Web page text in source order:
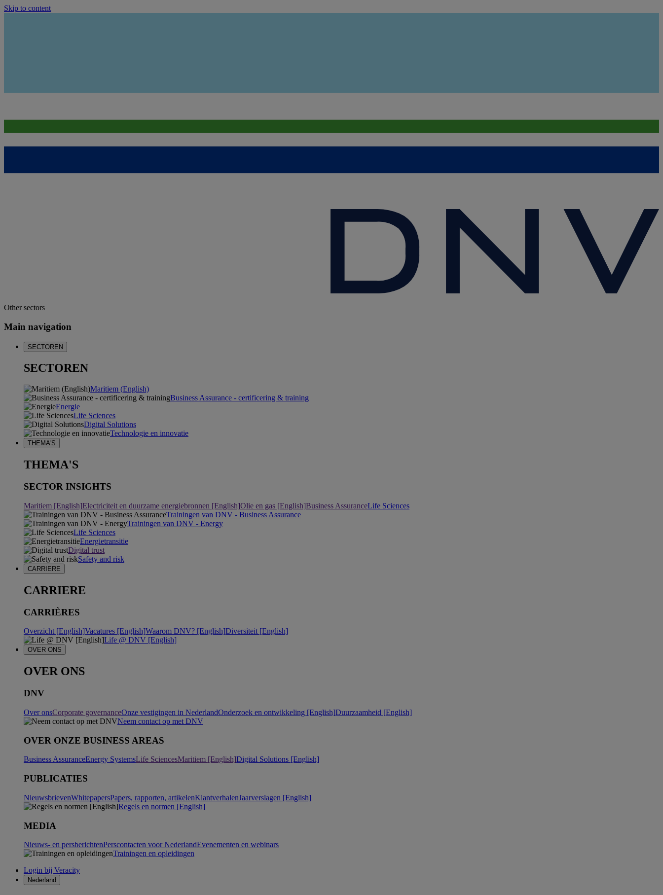
Skip to content
Other sectors
Main navigation
SECTOREN
SECTOREN
Maritiem (English)
Business Assurance - certificering & training
Energie
Life Sciences
Digital Solutions
Technologie en innovatie
THEMA'S
THEMA'S
SECTOR INSIGHTS
Maritiem [English]Electriciteit en duurzame energiebronnen [English]Olie en gas [English]Business AssuranceLife Sciences
Trainingen van DNV - Business Assurance
Trainingen van DNV - Energy
Life Sciences
Energietransitie
Digital trust
Safety and risk
CARRIERE
CARRIERE
CARRIÈRES
Overzicht [English]Vacatures [English]Waarom DNV? [English]Diversiteit [English]
Life @ DNV [English]
OVER ONS
OVER ONS
DNV
Over onsCorporate governanceOnze vestigingen in NederlandOnderzoek en ontwikkeling [English]Duurzaamheid [English]
Neem contact op met DNV
OVER ONZE BUSINESS AREAS
Business AssuranceEnergy SystemsLife SciencesMaritiem [English]Digital Solutions [English]
PUBLICATIES
NieuwsbrievenWhitepapersPapers, rapporten, artikelenKlantverhalenJaarverslagen [English]
Regels en normen [English]
MEDIA
Nieuws- en persberichtenPerscontacten voor NederlandEvenementen en webinars
Trainingen en opleidingen
Login bij Veracity
Nederland